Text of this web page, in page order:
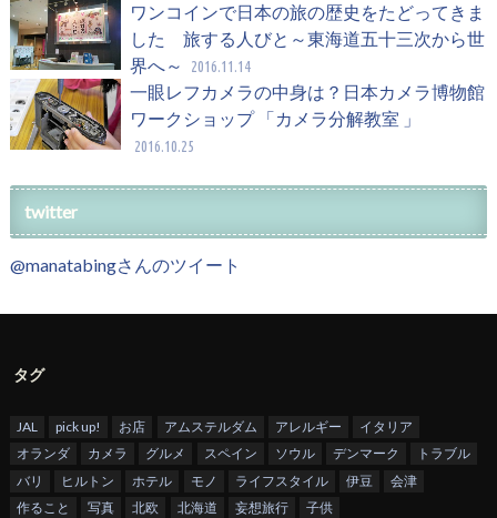
ワンコインで日本の旅の歴史をたどってきま
した 旅する人びと～東海道五十三次から世
界へ～
2016.11.14
一眼レフカメラの中身は？日本カメラ博物館
ワークショップ 「カメラ分解教室 」
2016.10.25
twitter
@manatabingさんのツイート
タグ
JAL pick up! お店 アムステルダム アレルギー
イタリア
オランダ
カメラ グルメ スペイン ソウル デンマーク
トラブル
バリ
ヒルトン ホテル モノ ライフスタイル 伊豆
会津
作ること
写真 北欧 北海道 妄想旅行
子供